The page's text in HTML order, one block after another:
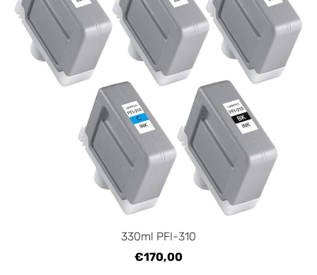
330ml PFI-310
€170,00